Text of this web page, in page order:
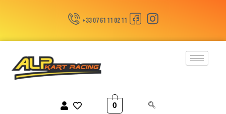
+33 07 61 11 02 11
0